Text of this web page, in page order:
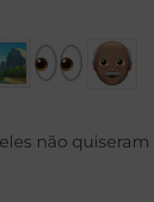
não quiseram